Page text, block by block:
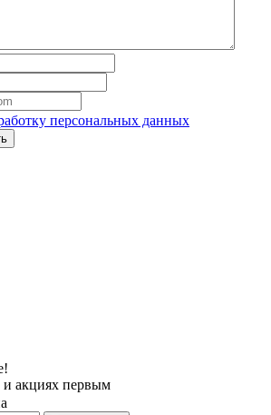
персональных данных
и акциях первым